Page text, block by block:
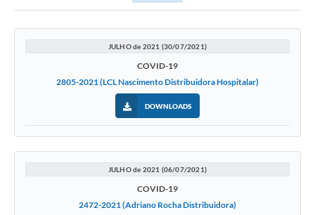
Turismo
Legislação
JULHO de 2021 (30/07/2021)
COVID-19
2805-2021 (LCL Nascimento Distribuidora Hospitalar)
DOWNLOADS
JULHO de 2021 (06/07/2021)
COVID-19
2472-2021 (Adriano Rocha Distribuidora)